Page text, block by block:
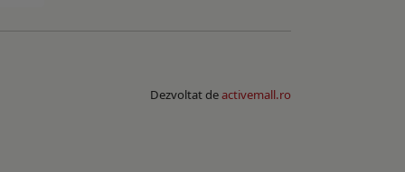
Dezvoltat deactivemall.ro